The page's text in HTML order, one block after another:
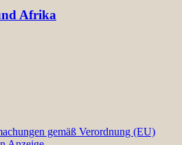
Afrika
gemäß Verordnung (EU)